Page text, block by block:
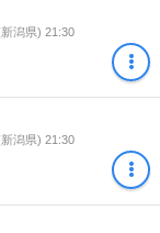
潟県) 21:30
潟県) 21:30